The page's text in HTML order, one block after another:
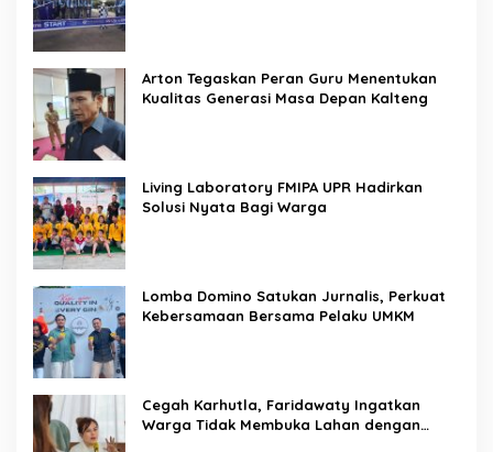
Arton Tegaskan Peran Guru Menentukan
Kualitas Generasi Masa Depan Kalteng
Living Laboratory FMIPA UPR Hadirkan
Solusi Nyata Bagi Warga
Lomba Domino Satukan Jurnalis, Perkuat
Kebersamaan Bersama Pelaku UMKM
Cegah Karhutla, Faridawaty Ingatkan
Warga Tidak Membuka Lahan dengan